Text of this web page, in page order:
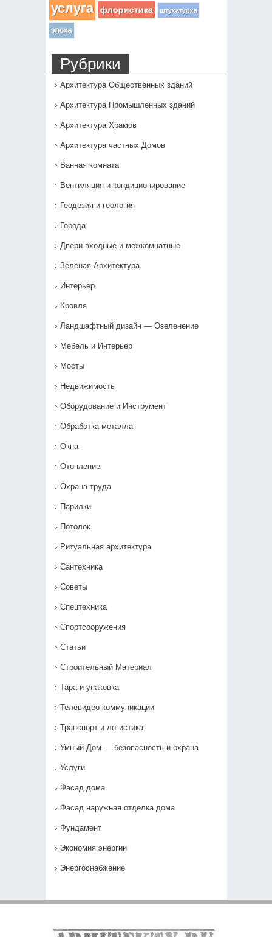
услуга флористика штукатурка
эпоха
Рубрики
Архитектура Общественных зданий
Архитектура Промышленных зданий
Архитектура Храмов
Архитектура частных Домов
Ванная комната
Вентиляция и кондиционирование
Геодезия и геология
Города
Двери входные и межкомнатные
Зеленая Архитектура
Интерьер
Кровля
Ландшафтный дизайн — Озеленение‎
Мебель и Интерьер
Мосты
Недвижимость
Оборудование и Инструмент
Обработка металла
Окна
Отопление
Охрана труда
Парилки
Потолок
Ритуальная архитектура
Сантехника
Советы
Спецтехника
Спортсооружения
Статьи
Строительный Материал
Тара и упаковка
Телевидео коммуникации
Транспорт и логистика
Умный Дом — безопасность и охрана
Услуги
Фасад дома
Фасад наружная отделка дома
Фундамент
Экономия энергии
Энергоснабжение